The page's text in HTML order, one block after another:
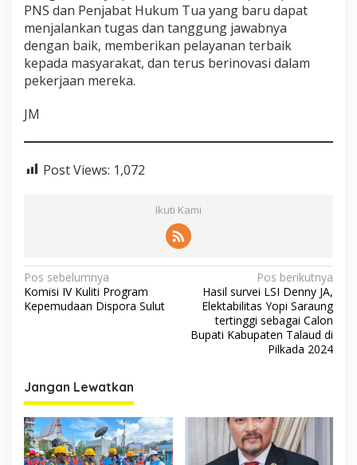
PNS dan Penjabat Hukum Tua yang baru dapat
menjalankan tugas dan tanggung jawabnya
dengan baik, memberikan pelayanan terbaik
kepada masyarakat, dan terus berinovasi dalam
pekerjaan mereka.
JM
Post Views: 1,072
Ikuti Kami
Navigasi
pos
Pos sebelumnya
Komisi IV Kuliti Program
Kepemudaan Dispora Sulut
Pos berikutnya
Hasil survei LSI Denny JA,
Elektabilitas Yopi Saraung
tertinggi sebagai Calon
Bupati Kabupaten Talaud di
Pilkada 2024
Jangan Lewatkan